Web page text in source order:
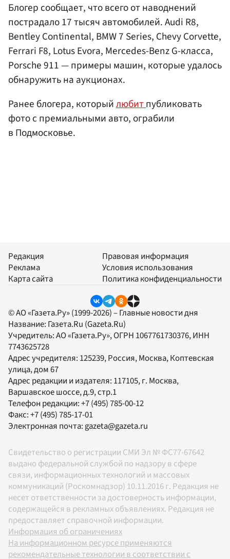
Блогер сообщает, что всего от наводнений
пострадало 17 тысяч автомобилей. Audi R8,
Bentley Continental, BMW 7 Series, Chevy Corvette,
Ferrari F8, Lotus Evora, Mercedes-Benz G-класса,
Porsche 911 — примеры машин, которые удалось
обнаружить на аукционах.
Ранее блогера, которыйлюбитпубликовать
фото с премиальными авто, ограбили
в Подмосковье.
Редакция
Реклама
Карта сайта
Правовая информация
Условия использования
Политика конфиденциальности
© АО «Газета.Ру» (1999-2026) – Главные новости дня
Название: Газета.Ru (Gazeta.Ru)
Учредитель:АО «Газета.Ру», ОГРН 1067761730376, ИНН
7743625728
Адрес учредителя: 125239, Россия, Москва, Коптевская
улица, дом 67
Адрес редакции и издателя: 117105, г. Москва,
Варшавское шоссе, д.9, стр.1
Телефон редакции:+7 (495) 785-00-12
Факс:+7 (495) 785-17-01
Электронная почта: gazeta@gazeta.ru
Свидетельство о регистрации СМИ Эл № ФС77-67642
выдано федеральной службой по надзору в сфере
связи, информационных технологий и массовых
коммуникаций (Роскомнадзор) 10.11.2016 г. Редакция не
несет ответственности за достоверность информации,
содержащейся в рекламных объявлениях. Редакция не
предоставляет справочной информации.
Информация об ограничениях
На информационном ресурсе применяются
рекомендательные технологии в соответствии с